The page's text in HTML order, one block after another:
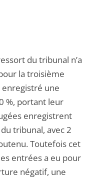
du tribunal n’a
la troisième
enregistré une
%, portant leur
enregistrent
tribunal, avec 2
Toutefois cet
entrées a eu pour
négatif, une